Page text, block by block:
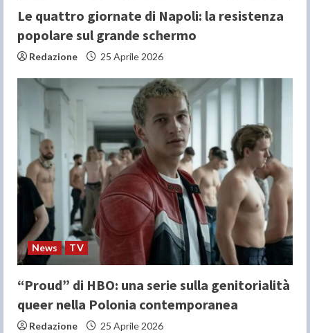
Le quattro giornate di Napoli: la resistenza
popolare sul grande schermo
Redazione 25 Aprile 2026
News TV
“Proud” di HBO: una serie sulla genitorialità
queer nella Polonia contemporanea
Redazione 25 Aprile 2026